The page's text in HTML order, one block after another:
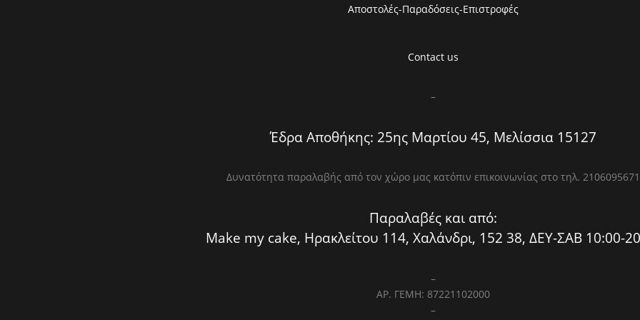
Αποστολές-Παραδόσεις-Επιστροφές
Contact us
–
Έδρα Αποθήκης: 25ης Μαρτίου 45, Μελίσσια 15127
Δυνατότητα παραλαβής από τον χώρο μας κατόπιν επικοινωνίας στο τηλ. 2106095671
Παραλαβές και από:
Make my cake, Ηρακλείτου 114, Χαλάνδρι, 152 38, ΔΕΥ-ΣΑΒ 10:00-
–
ΑΡ. ΓΕΜΗ: 87221102000
–